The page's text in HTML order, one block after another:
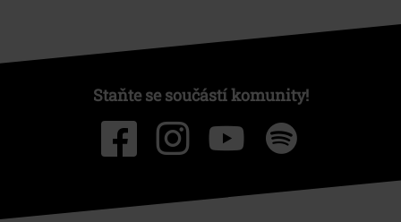
Staňte se součástí komunity!